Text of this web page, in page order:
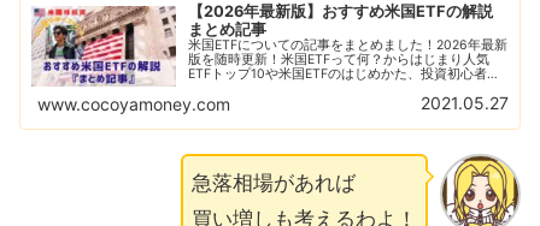
【2026年最新版】おすすめ米国ETFの解説
まとめ記事
米国ETFについての記事をまとめました！2026年最新
版を随時更新！米国ETFって何？からはじまり人気
ETFトップ10や米国ETFのはじめかた、投資初心者に
比較解説も随時更新！
www.cocoyamoney.com 2021.05.27
急落相場があれば
買い増しも考えるわよ！